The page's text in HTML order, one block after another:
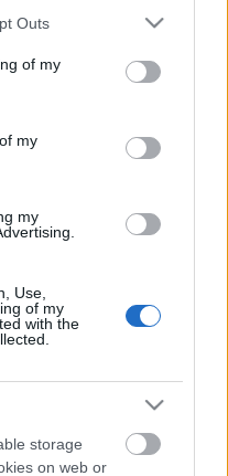
one or more Google
You may click to
its third-party tags to
in below Google
Outs
of my
my
my
Use,
of my
with the
storage
on web or
hogy sokan a
„kisebbségetápolom"
kuncsorogva,
szolgálnák
ingyen bérmentve az
kesztyűs kézzel) a
de nem sajnáltatta
vasárnapi pózába.
lord nem kérdez, nem
tréfál. Valamikor a
Valamelyik darabban
kiléptek belőle, és
folyt a nézőtérre.
idegesítendő
1848. március
viszik el. Az ostoba